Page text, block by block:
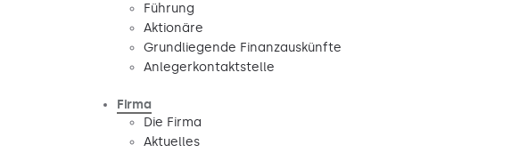
Führung
Aktionäre
Grundliegende Finanzauskünfte
Anlegerkontaktstelle
Firma
Die Firma
Aktuelles